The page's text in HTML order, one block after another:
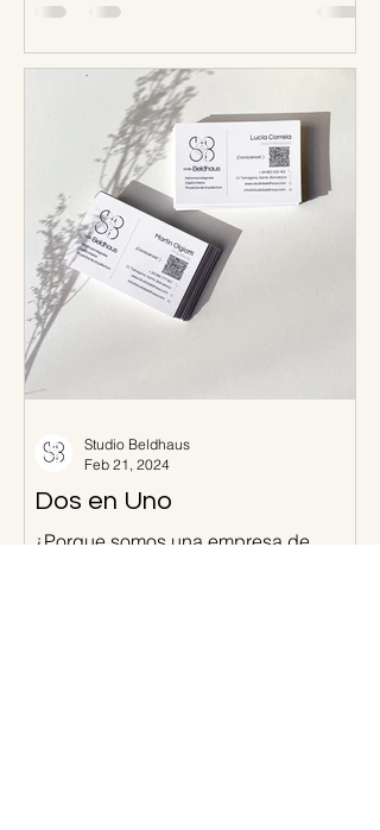
Dos en Uno
¿Porque somos una empresa de
Studio Beldhaus
Feb 21, 2024